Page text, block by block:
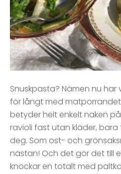
Snuskpasta? Nämen nu
för långt med
betyder helt enkelt naken
ravioli fast utan kläder,
deg. Som ost- och
nästan! Och det gör det till
knockar en totalt med